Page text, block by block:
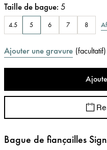
Taille de bague: 5
4.5 5 6 7 8
Ajouter une gravure (facultatif)
Bague de fiançailles